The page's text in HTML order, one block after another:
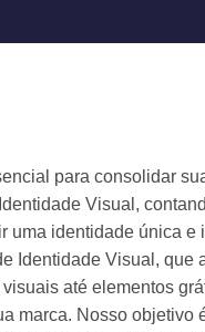
para consolidar
Visual,
uma identidade única e
Identidade Visual, que
até elementos
marca. Nosso objetivo